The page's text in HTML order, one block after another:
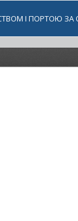
І ПОРТОЮ